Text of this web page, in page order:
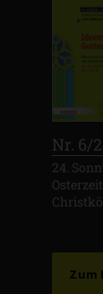
Nr. 6/
24.
Zum